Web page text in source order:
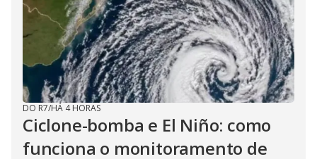
DO R7/HÁ 4 HORAS
Ciclone-bomba e El Niño: como
funciona o monitoramento de